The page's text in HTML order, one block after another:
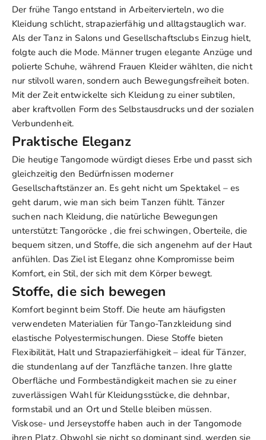
Der frühe Tango entstand in Arbeitervierteln, wo die
Kleidung schlicht, strapazierfähig und alltagstauglich war.
Als der Tanz in Salons und Gesellschaftsclubs Einzug hielt,
folgte auch die Mode. Männer trugen elegante Anzüge und
polierte Schuhe, während Frauen Kleider wählten, die nicht
nur stilvoll waren, sondern auch Bewegungsfreiheit boten.
Mit der Zeit entwickelte sich Kleidung zu einer subtilen,
aber kraftvollen Form des Selbstausdrucks und der sozialen
Verbundenheit.
Praktische Eleganz
Die heutige Tangomode würdigt dieses Erbe und passt sich
gleichzeitig den Bedürfnissen moderner
Gesellschaftstänzer an. Es geht nicht um Spektakel – es
geht darum, wie man sich beim Tanzen fühlt. Tänzer
suchen nach Kleidung, die natürliche Bewegungen
unterstützt: Tangoröcke , die frei schwingen, Oberteile, die
bequem sitzen, und Stoffe, die sich angenehm auf der Haut
anfühlen. Das Ziel ist Eleganz ohne Kompromisse beim
Komfort, ein Stil, der sich mit dem Körper bewegt.
Stoffe, die sich bewegen
Komfort beginnt beim Stoff. Die heute am häufigsten
verwendeten Materialien für Tango-Tanzkleidung sind
elastische Polyestermischungen. Diese Stoffe bieten
Flexibilität, Halt und Strapazierfähigkeit – ideal für Tänzer,
die stundenlang auf der Tanzfläche tanzen. Ihre glatte
Oberfläche und Formbeständigkeit machen sie zu einer
zuverlässigen Wahl für Kleidungsstücke, die dehnbar,
formstabil und an Ort und Stelle bleiben müssen.
Viskose- und Jerseystoffe haben auch in der Tangomode
ihren Platz. Obwohl sie nicht so dominant sind, werden sie